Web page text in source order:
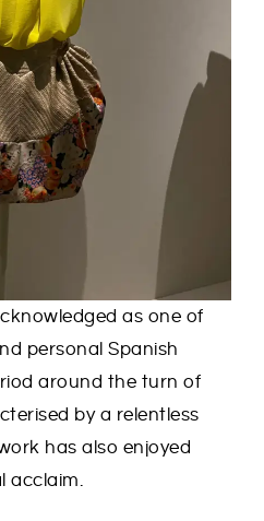
as one of
personal Spanish
around the turn of
by a relentless
has also enjoyed
acclaim.